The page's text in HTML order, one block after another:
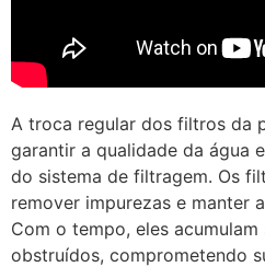
A troca regular dos filtros da
garantir a qualidade da água
do sistema de filtragem. Os
remover impurezas e manter
Com o tempo, eles
obstruídos, comprometendo